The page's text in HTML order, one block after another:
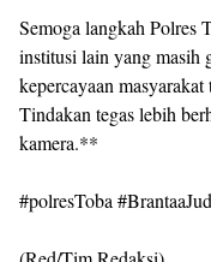
Semoga langkah Polres
institusi lain yang masih
kepercayaan
Tindakan tegas lebih
kamera.**
#polresToba